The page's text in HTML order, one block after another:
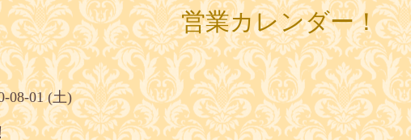
営業カレンダー！
08-01 (土)